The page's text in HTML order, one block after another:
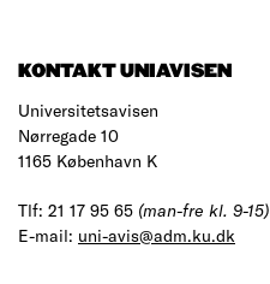
KONTAKT UNIAVISEN
Universitetsavisen
Nørregade 10
1165 København K
Tlf: 21 17 95 65 (man-fre kl. 9-15)
E-mail: uni-avis@adm.ku.dk